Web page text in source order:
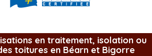
en traitement, isolation ou
toitures en Béarn et Bigorre